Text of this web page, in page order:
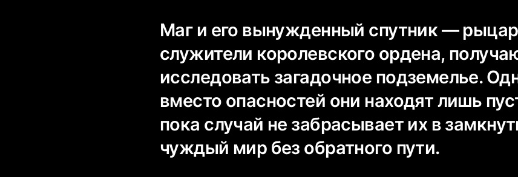
Маг и его вынужденный спутник —
служители королевского ордена,
исследовать загадочное подземелье.
вместо опасностей они находят лишь
пока случай не забрасывает их в
чуждый мир без обратного пути.